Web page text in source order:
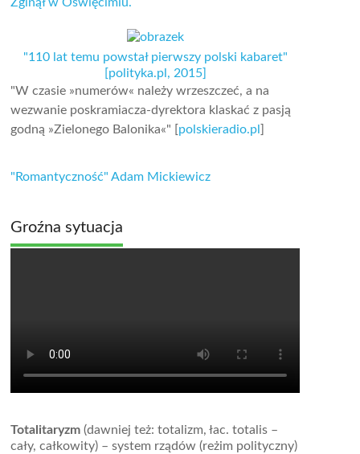
"110 lat temu powstał pierwszy polski kabaret"
[polityka.pl, 2015]
"W czasie »numerów« należy wrzeszczeć, a na
wezwanie poskramiacza-dyrektora klaskać z pasją
godną »Zielonego Balonika«" [polskieradio.pl]
"Romantyczność" Adam Mickiewicz
Groźna sytuacja
Totalitaryzm (dawniej też: totalizm, łac. totalis –
cały, całkowity) – system rządów (reżim polityczny)